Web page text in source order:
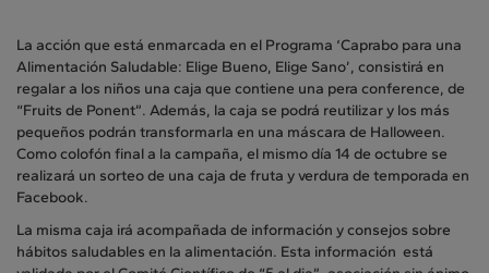
La acción que está enmarcada en el Programa ‘Caprabo para una
Alimentación Saludable: Elige Bueno, Elige Sano’, consistirá en
regalar a los niños una caja que contiene una pera conference, de
“Fruits de Ponent”. Además, la caja se podrá reutilizar y los más
pequeños podrán transformarla en una máscara de Halloween.
Como colofón final a la campaña, el mismo día 14 de octubre se
realizará un sorteo de una caja de fruta y verdura de temporada en
Facebook.
La misma caja irá acompañada de información y consejos sobre
hábitos saludables en la alimentación. Esta información está